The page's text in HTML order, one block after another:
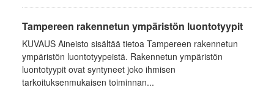
Tampereen rakennetun ympäristön luontotyypit
KUVAUS Aineisto sisältää tietoa Tampereen rakennetun
ympäristön luontotyypeistä. Rakennetun ympäristön
luontotyypit ovat syntyneet joko ihmisen
tarkoituksenmukaisen toiminnan...